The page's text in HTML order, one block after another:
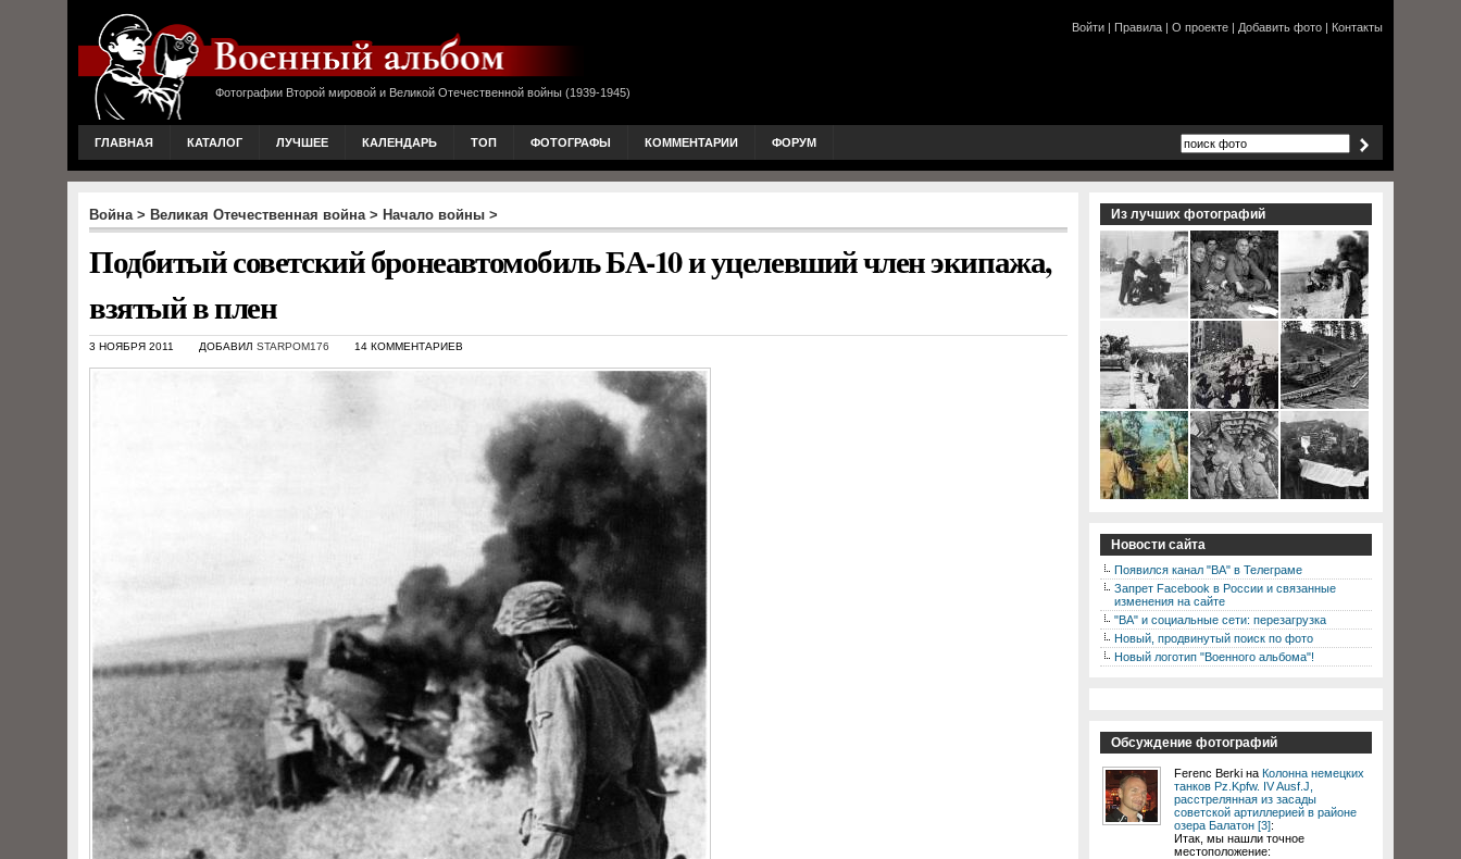
Фотографии Второй мировой и Великой Отечественной войны (1939-1945)
Войти | Правила | О проекте | Добавить фото | Контакты
ГЛАВНАЯ КАТАЛОГ ЛУЧШЕЕ КАЛЕНДАРЬ ТОП ФОТОГРАФЫ КОММЕНТАРИИ ФОРУМ
Война> Великая Отечественная война> Начало войны >
Подбитый советский бронеавтомобиль БА-10 и уцелевший член экипажа,
взятый в плен
3 НОЯБРЯ 2011 ДОБАВИЛ STARPOM176 14 КОММЕНТАРИЕВ
Из лучших фотографий
Новости сайта
Появился канал "ВА" в Телеграме
Запрет Facebook в России и связанные
изменения на сайте
"ВА" и социальные сети: перезагрузка
Новый, продвинутый поиск по фото
Новый логотип "Военного альбома"!
Обсуждение фотографий
Ferenc Berki на Колонна немецких
танков Pz.Kpfw. IV Ausf.J,
расстрелянная из засады
советской артиллерией в районе
озера Балатон [3]:
Итак, мы нашли точное
местоположение: